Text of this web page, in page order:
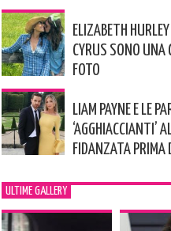
ELIZABETH HURLEY
CYRUS SONO UNA
FOTO
LIAM PAYNE E LE
‘AGGHIACCIANTI’
FIDANZATA PRIMA
ULTIME GALLERY